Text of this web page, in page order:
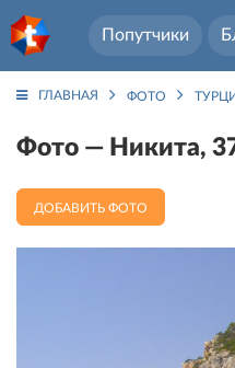
Попутчики
ГЛАВНАЯ ФОТО
Фото — Никита,
ДОБАВИТЬ ФОТО